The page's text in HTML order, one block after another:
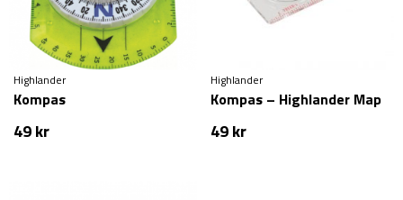
Highlander
Kompas
49kr
Highlander
Kompas – Highlander Map
49kr